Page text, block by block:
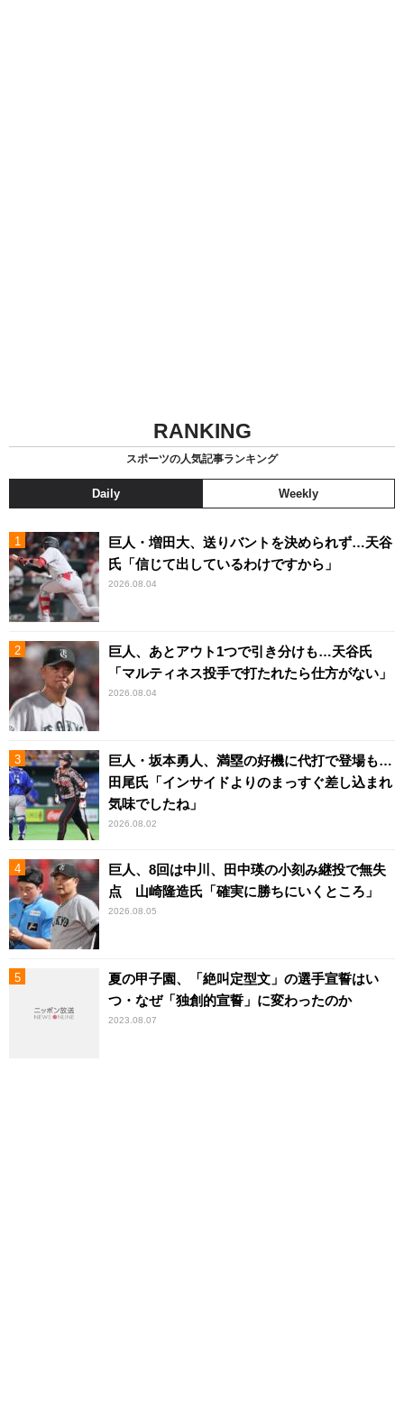
RANKING
スポーツの人気記事ランキング
Daily Weekly
巨人・増田大、送りバントを決められず…天谷
氏「信じて出しているわけですから」
2026.08.04
巨人、あとアウト1つで引き分けも…天谷氏
「マルティネス投手で打たれたら仕方がない」
2026.08.04
巨人・坂本勇人、満塁の好機に代打で登場も…
田尾氏「インサイドよりのまっすぐ差し込まれ
気味でしたね」
2026.08.02
巨人、8回は中川、田中瑛の小刻み継投で無失
点 山崎隆造氏「確実に勝ちにいくところ」
2026.08.05
夏の甲子園、「絶叫定型文」の選手宣誓はい
つ・なぜ「独創的宣誓」に変わったのか
2023.08.07